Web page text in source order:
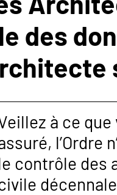
des
à ce
l’Ordre
contrôle des